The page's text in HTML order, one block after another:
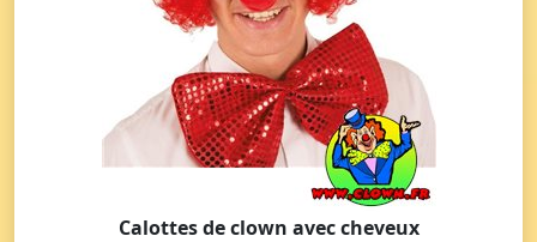
Calottes de clown avec cheveux